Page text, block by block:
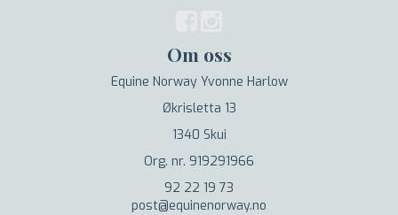
Om oss
Equine Norway Yvonne Harlow
Økrisletta 13
1340 Skui
Org. nr. 919291966
92 22 19 73
post@equinenorway.no